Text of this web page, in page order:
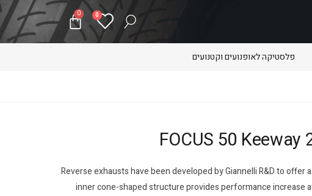
0
0
פלסטיקה לאופנועים וקטנועים
Reverse exhausts have been developed by Giannelli R&D to
inner cone-shaped structure provides performance increase